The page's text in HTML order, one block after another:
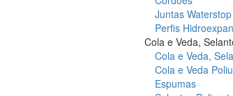
Juntas Waterstop
Perfis
Cola e Veda,
Cola e Veda,
Cola e Veda
Espumas